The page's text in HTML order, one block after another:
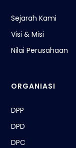
Sejarah Kami
Visi & Misi
Nilai Perusahaan
ORGANIASI
DPP
DPD
DPC